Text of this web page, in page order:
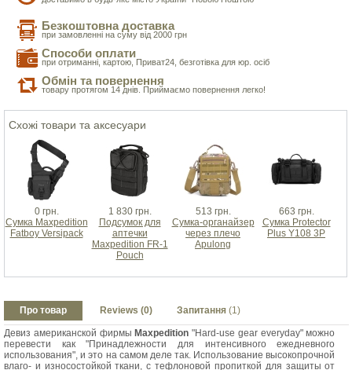
Безкоштовна доставка
при замовленні на суму від 2000 грн
Способи оплати
при отриманні, картою, Приват24, безготівка для юр. осіб
Обмін та повернення
товару протягом 14 днів. Приймаємо повернення легко!
Схожі товари та аксесуари
0 грн.
Сумка Maxpedition
Fatboy Versipack
1 830 грн.
Подсумок для
аптечки
Maxpedition FR-1
Pouch
513 грн.
Сумка-органайзер
через плечо
Apulong
663 грн.
Сумка Protector
Plus Y108 3P
Про товар Reviews (0) Запитання (1)
Девиз американской фирмы Maxpedition "Hard-use gear everyday" можно
перевести как "Принадлежности для интенсивного ежедневного
использования", и это на самом деле так. Использование высокопрочной
влаго- и износостойкой ткани, с тефлоновой пропиткой для защиты от